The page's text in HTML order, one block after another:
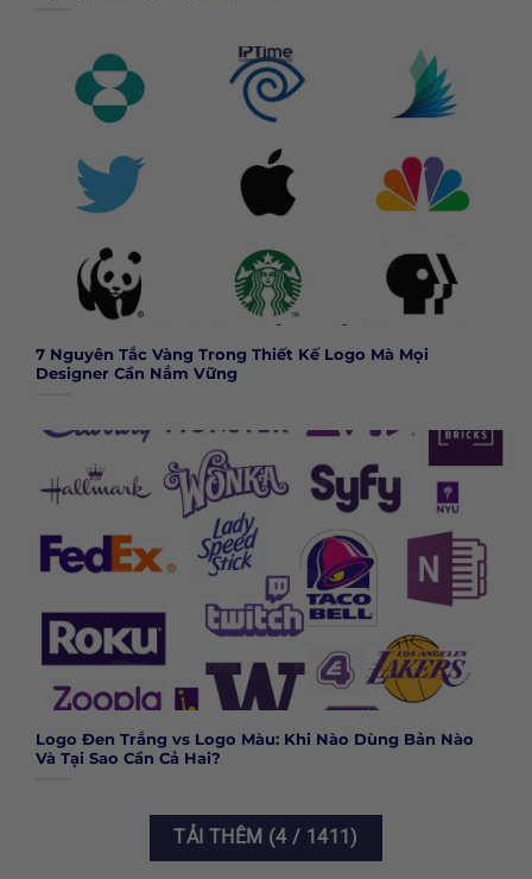
7 Nguyên Tắc Vàng Trong Thiết Kế Logo Mà Mọi
Designer Cần Nắm Vững
Logo Đen Trắng vs Logo Màu: Khi Nào Dùng Bản Nào
Và Tại Sao Cần Cả Hai?
TẢI THÊM (4/ 1411)